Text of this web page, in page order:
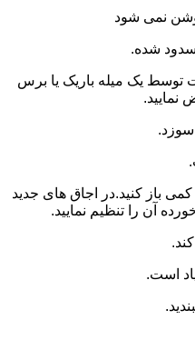
شده.
توسط یک میله باریک یا برس
نمایید.
باز کنید.در اجاق های جدید
آن را تنظیم نمایید.
است.